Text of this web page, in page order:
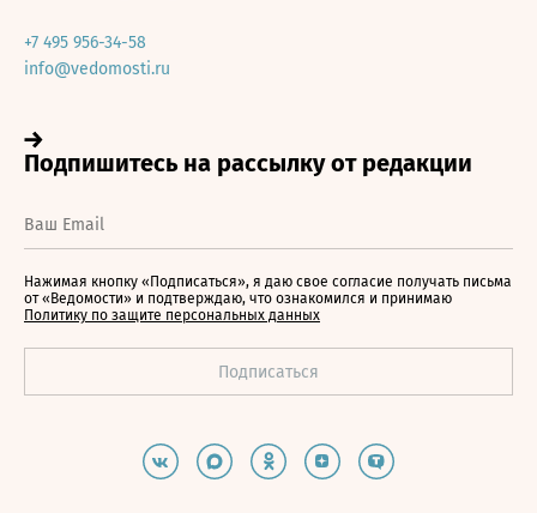
+7 495 956-34-58
info@vedomosti.ru
Нажимая кнопку «Подписаться», я даю свое согласие получать письма
от «Ведомости» и подтверждаю, что ознакомился и принимаю
Политику по защите персональных данных